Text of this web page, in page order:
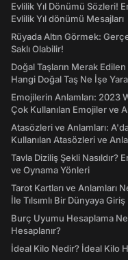
Evlilik Yıl Dönümü Sözleri!
Evlilik Yıl dönümü Mesajları
Rüyada Altın Görmek:
Saklı Olabilir!
Doğal Taşların Merak
Hangi Doğal Taş Ne İşe
Emojilerin Anlamları: 2023
Çok Kullanılan Emojiler ve
Atasözleri ve Anlamları:
Kullanılan Atasözleri ve
Tavla Diziliş Şekli Nasıldır?
ve Oynama Yönleri
Tarot Kartları ve Anlamları
İle Tılsımlı Bir Dünyaya Giriş
Burç Uyumu Hesaplama
Hesaplanır?
İdeal Kilo Nedir? İdeal Kilo